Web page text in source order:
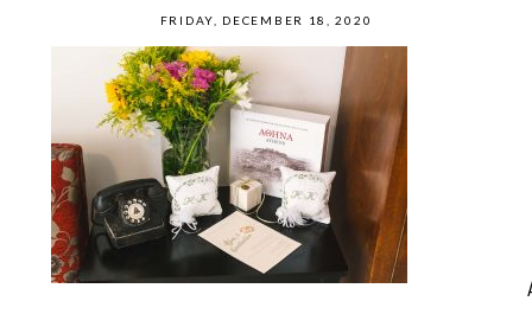
FRIDAY, DECEMBER 18, 2020